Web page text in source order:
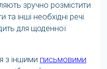
зручно розмістити
інші необхідні речі.
для щоденної
з іншими письмовими